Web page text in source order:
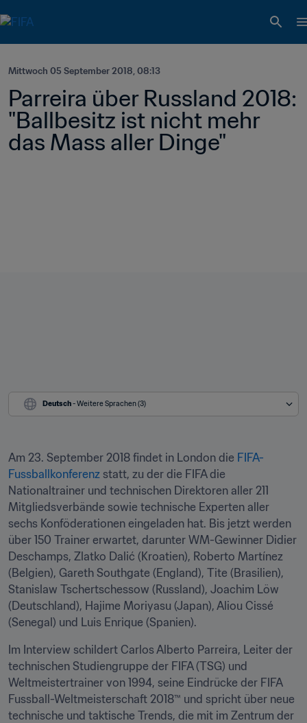
Mittwoch 05 September 2018, 08:13
Parreira über Russland 2018:
"Ballbesitz ist nicht mehr
das Mass aller Dinge"
Deutsch - Weitere Sprachen (3)
Am 23. September 2018 findet in London die FIFA-
Fussballkonferenz statt, zu der die FIFA die
Nationaltrainer und technischen Direktoren aller 211
Mitgliedsverbände sowie technische Experten aller
sechs Konföderationen eingeladen hat. Bis jetzt werden
über 150 Trainer erwartet, darunter WM-Gewinner Didier
Deschamps, Zlatko Dalić (Kroatien), Roberto Martínez
(Belgien), Gareth Southgate (England), Tite (Brasilien),
Stanislaw Tschertschessow (Russland), Joachim Löw
(Deutschland), Hajime Moriyasu (Japan), Aliou Cissé
(Senegal) und Luis Enrique (Spanien).
Im Interview schildert Carlos Alberto Parreira, Leiter der
technischen Studiengruppe der FIFA (TSG) und
Weltmeistertrainer von 1994, seine Eindrücke der FIFA
Fussball-Weltmeisterschaft 2018™ und spricht über neue
technische und taktische Trends, die mit im Zentrum der